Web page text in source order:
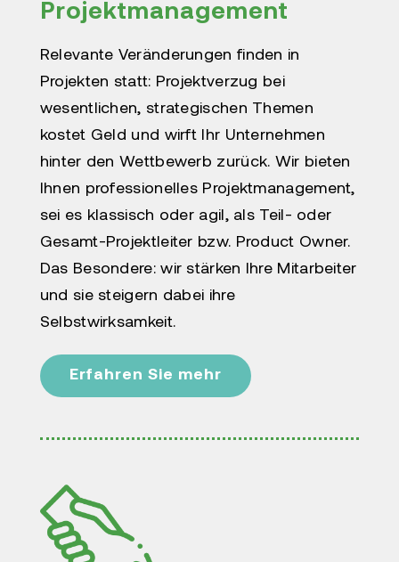
Projektmanagement
Relevante Veränderungen finden in
Projekten statt: Projektverzug bei
wesentlichen, strategischen Themen
kostet Geld und wirft Ihr Unternehmen
hinter den Wettbewerb zurück. Wir bieten
Ihnen professionelles Projektmanagement,
sei es klassisch oder agil, als Teil- oder
Gesamt-Projektleiter bzw. Product Owner.
Das Besondere: wir stärken Ihre Mitarbeiter
und sie steigern dabei ihre
Selbstwirksamkeit.
Erfahren Sie mehr